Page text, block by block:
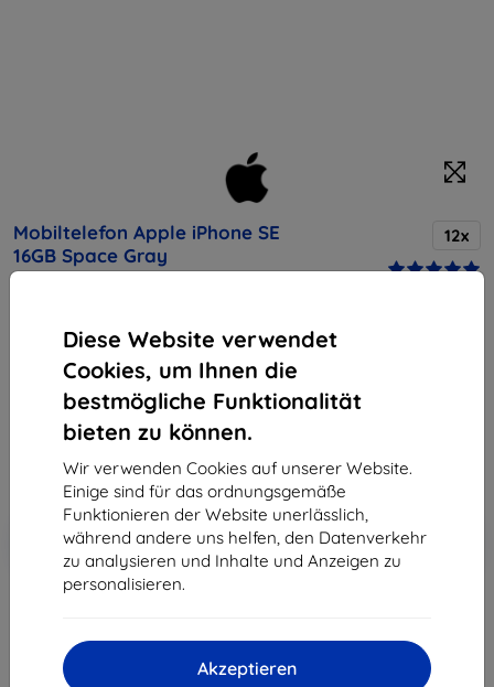
Diese Website verwendet
Cookies, um Ihnen die
bestmögliche Funktionalität
bieten zu können.
Wir verwenden Cookies auf unserer Website.
Einige sind für das ordnungsgemäße
Funktionieren der Website unerlässlich,
während andere uns helfen, den Datenverkehr
zu analysieren und Inhalte und Anzeigen zu
personalisieren.
Akzeptieren
Mobiltelefon Apple iPhone SE
16GB Space Gray
12x
Kaufen Sie dieses Gerät und erhalten Sie
Rabatt
auf sämtliches Zubehör dafür!
Endpreis
396,90 €
357,21 €
-10%
Rabatt mit Gutschein
EXTRA10
In den
Warenkorb
ausverkauft